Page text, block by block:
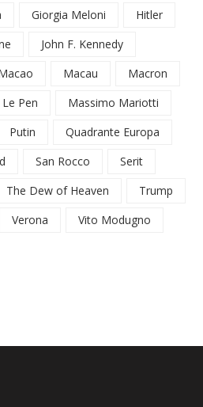
Giorgia Meloni
Hitler
John F. Kennedy
Macau
Macron
Pen
Massimo Mariotti
Putin
Quadrante Europa
San Rocco
Serit
The Dew of Heaven
Trump
Verona
Vito Modugno